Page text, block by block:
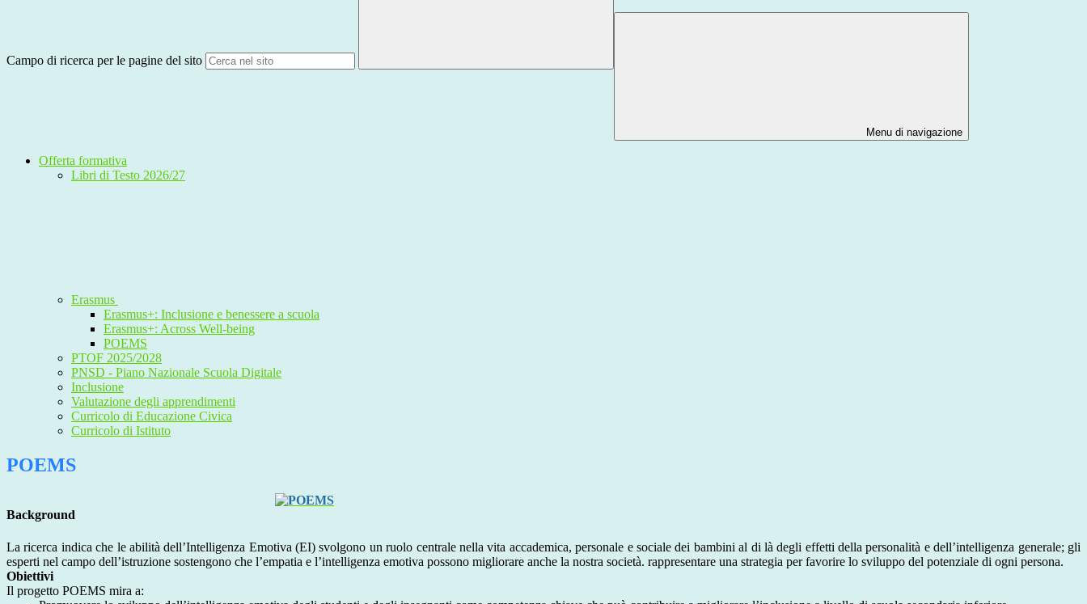
Campo di ricerca per le pagine del sito
Menu di navigazione
Offerta formativa
Libri di Testo 2026/27
Erasmus
Erasmus+: Inclusione e benessere a scuola
Erasmus+: Across Well-being
POEMS
PTOF 2025/2028
PNSD - Piano Nazionale Scuola Digitale
Inclusione
Valutazione degli apprendimenti
Curricolo di Educazione Civica
Curricolo di Istituto
POEMS
Background
La ricerca indica che le abilità dell’Intelligenza Emotiva (EI) svolgono un ruolo centrale nella vita accademica, personale e sociale dei bambini al di là degli effetti della personalità e dell’intelligenza generale; gli
esperti nel campo dell’istruzione sostengono che l’empatia e l’intelligenza emotiva possono migliorare anche la nostra società. rappresentare una strategia per favorire lo sviluppo del potenziale di ogni persona.
Obiettivi
Il progetto POEMS mira a: